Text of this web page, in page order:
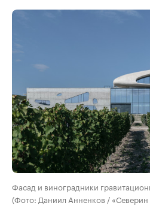
Фасад и виноградники
(Фото: Даниил Анненков / «Северин